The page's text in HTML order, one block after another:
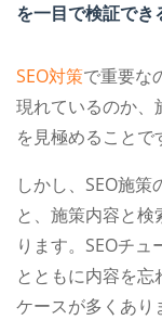
を一目で検証でき
SEO対策で重要な
現れているのか、
を見極めることで
しかし、SEO施
と、施策内容と
ります。 SEOチュ
とともに内容を
ケースが多くあり